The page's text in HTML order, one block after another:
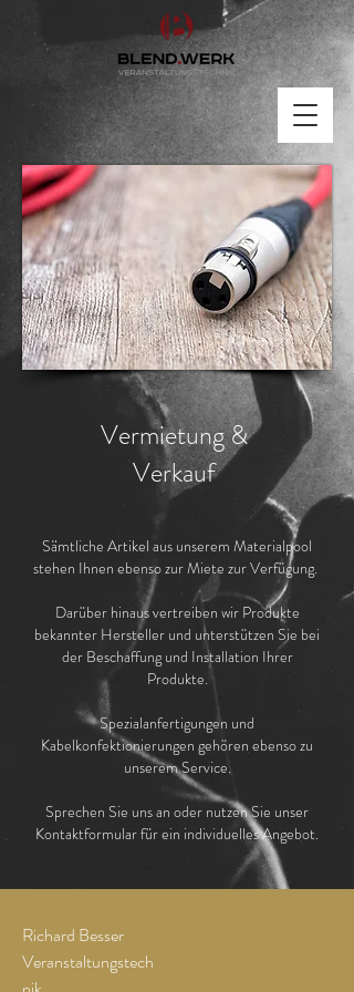
Sämtliche Artikel aus unserem Materialpool
stehen Ihnen ebenso zur Miete zur Verfügung.
Darüber hinaus vertreiben wir Produkte
bekannter Hersteller und unterstützen Sie bei
der Beschaffung und Installation Ihrer
Produkte.
Spezialanfertigungen und
Kabelkonfektionierungen gehören ebenso zu
unserem Service.
Sprechen Sie uns an oder nutzen Sie unser
Kontaktformular für ein individuelles Angebot.
Vermietung &
Verkauf
Richard Besser
Veranstaltungstech